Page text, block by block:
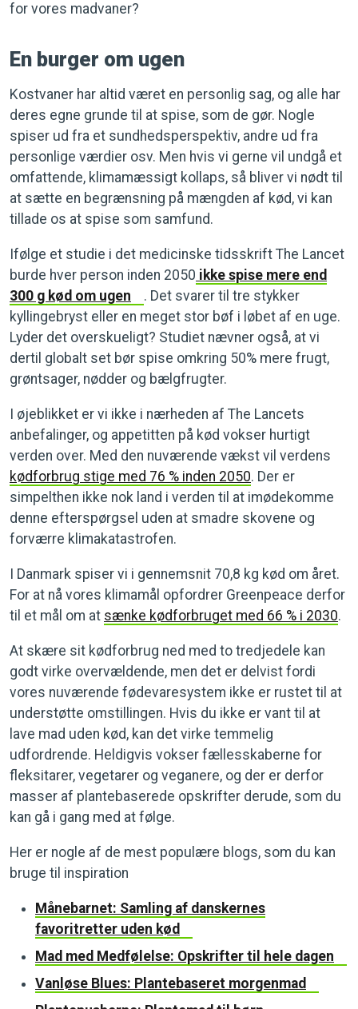
for vores madvaner?
En burger om ugen
Kostvaner har altid været en personlig sag, og alle har
deres egne grunde til at spise, som de gør. Nogle
spiser ud fra et sundhedsperspektiv, andre ud fra
personlige værdier osv. Men hvis vi gerne vil undgå et
omfattende, klimamæssigt kollaps, så bliver vi nødt til
at sætte en begrænsning på mængden af kød, vi kan
tillade os at spise som samfund.
Ifølge et studie i det medicinske tidsskrift The Lancet
burde hver person inden 2050 ikke spise mere end
300 g kød om ugen
. Det svarer til tre stykker
kyllingebryst eller en meget stor bøf i løbet af en uge.
Lyder det overskueligt? Studiet nævner også, at vi
dertil globalt set bør spise omkring 50% mere frugt,
grøntsager, nødder og bælgfrugter.
I øjeblikket er vi ikke i nærheden af The Lancets
anbefalinger, og appetitten på kød vokser hurtigt
verden over. Med den nuværende vækst vil verdens
kødforbrug stige med 76 % inden 2050. Der er
simpelthen ikke nok land i verden til at imødekomme
denne efterspørgsel uden at smadre skovene og
forværre klimakatastrofen.
I Danmark spiser vi i gennemsnit 70,8 kg kød om året.
For at nå vores klimamål opfordrer Greenpeace derfor
til et mål om at sænke kødforbruget med 66 % i 2030.
At skære sit kødforbrug ned med to tredjedele kan
godt virke overvældende, men det er delvist fordi
vores nuværende fødevaresystem ikke er rustet til at
understøtte omstillingen. Hvis du ikke er vant til at
lave mad uden kød, kan det virke temmelig
udfordrende. Heldigvis vokser fællesskaberne for
fleksitarer, vegetarer og veganere, og der er derfor
masser af plantebaserede opskrifter derude, som du
kan gå i gang med at følge.
Her er nogle af de mest populære blogs, som du kan
bruge til inspiration
Månebarnet: Samling af danskernes
favoritretter uden kød
Mad med Medfølelse: Opskrifter til hele dagen
Vanløse Blues: Plantebaseret morgenmad